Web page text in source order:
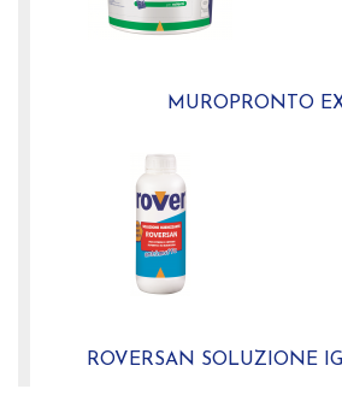
MUROPRONTO
ROVERSAN SOLUZIONE